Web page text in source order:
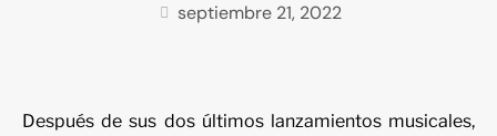
septiembre 21, 2022
Después de sus dos últimos lanzamientos musicales,